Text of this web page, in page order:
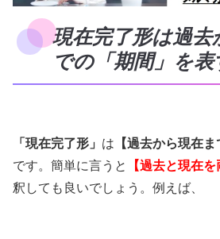
現在完了形は過去
での「期間」を表
「現在完了形」 は 【過去から現在
です。簡単に言うと
【過去と現在
釈しても良いでしょう。例えば、